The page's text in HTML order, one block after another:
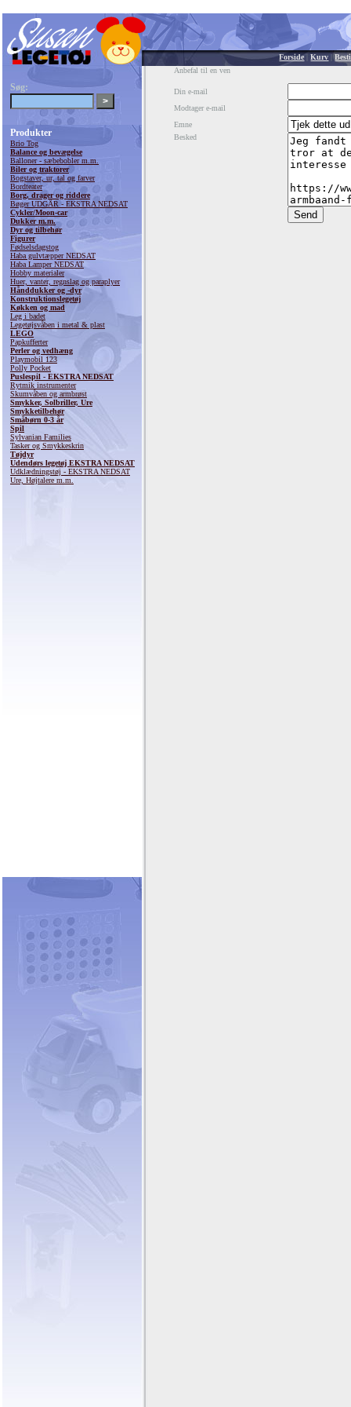
Forside|Kurv |
Søg:
Produkter
Brio Tog
Balance og bevægelse
Balloner - sæbebobler m.m.
Biler og traktorer
Bogstaver, ur, tal og farver
Bordteater
Borg, drager og riddere
Bøger UDGÅR - EKSTRA NEDSAT
Cykler/Moon-car
Dukker m.m.
Dyr og tilbehør
Figurer
Fødselsdagstog
Haba gulvtæpper NEDSAT
Haba Lamper NEDSAT
Hobby materialer
Huer, vanter, regnslag og paraplyer
Hånddukker og -dyr
Konstruktionslegetøj
Køkken og mad
Leg i badet
Legetøjsvåben i metal & plast
LEGO
Papkufferter
Perler og vedhæng
Playmobil 123
Polly Pocket
Puslespil - EKSTRA NEDSAT
Rytmik instrumenter
Skumvåben og armbrøst
Smykker, Solbriller, Ure
Smykketilbehør
Småbørn 0-3 år
Spil
Sylvanian Families
Tasker og Smykkeskrin
Tøjdyr
Udendørs legetøj EKSTRA NEDSAT
Udklædningstøj - EKSTRA NEDSAT
Ure, Højtalere m.m.
Anbefal til en ven
Din e-mail
Modtager e-mail
Emne
Besked